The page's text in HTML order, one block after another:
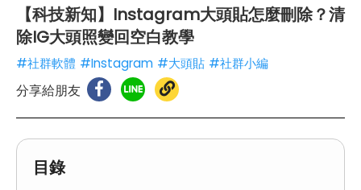
【科技新知】Instagram大頭貼怎麼刪除？清
除IG大頭照變回空白教學
#社群軟體 #Instagram #大頭貼 #社群小編
分享給朋友
目錄